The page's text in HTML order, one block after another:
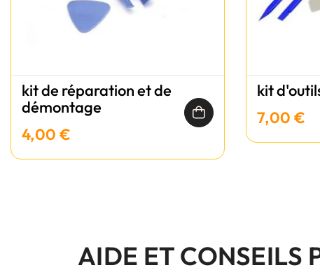
kit de réparation et de
démontage
4,00 €
kit
7,00 €
AIDE ET CONSEILS